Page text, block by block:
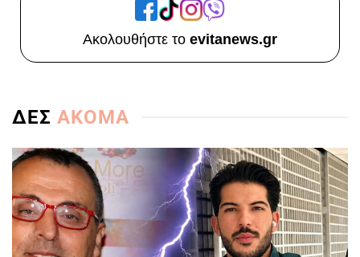
Ακολουθήστε το evitanews.gr
ΔΕΣ ΑΚΟΜΑ